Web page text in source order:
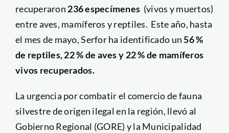
recuperaron 236 especímenes (vivos y muertos)
entre aves, mamíferos y reptiles. Este año, hasta
el mes de mayo, Serfor ha identificado un56 %
de reptiles, 22 % de aves y 22 % de mamíferos
vivos recuperados.
La urgencia por combatir el comercio de fauna
silvestre de origen ilegal en la región, llevó al
Gobierno Regional (GORE) y la Municipalidad